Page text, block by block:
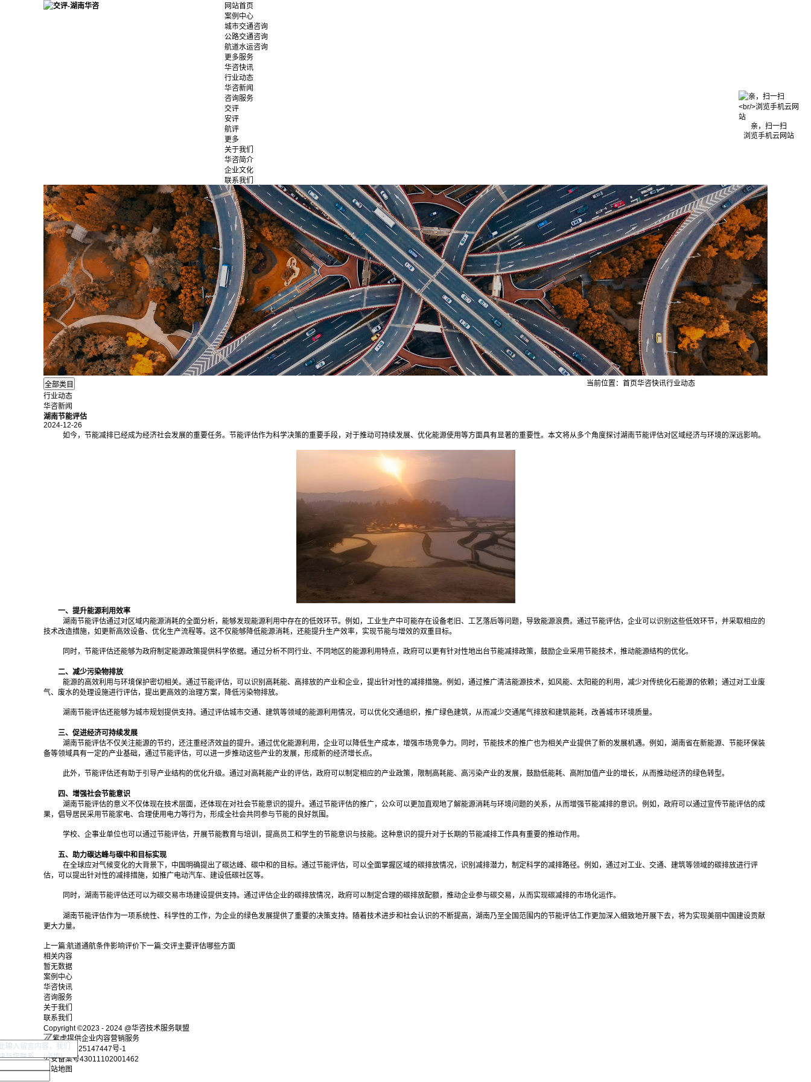
网站首页
案例中心
城市交通咨询
公路交通咨询
航道水运咨询
更多服务
华咨快讯
行业动态
华咨新闻
咨询服务
交评
安评
航评
更多
关于我们
华咨简介
企业文化
联系我们
行业动态
华咨新闻
当前位置： 首页华咨快讯行业动态
湖南节能评估
2024-12-26
如今，节能减排已经成为经济社会发展的重要任务。节能评估作为科学决策的重要手段，对于推动可持续发展、优化能源使用等方面具有显著的重要性。本文将从多个角度探讨湖南节能评估对区域经济与环境的深远影响。
一、提升能源利用效率
湖南节能评估通过对区域内能源消耗的全面分析，能够发现能源利用中存在的低效环节。例如，工业生产中可能存在设备老旧、工艺落后等问题，导致能源浪费。通过节能评估，企业可以识别这些低效环节，并采取相应的
技术改造措施，如更新高效设备、优化生产流程等。这不仅能够降低能源消耗，还能提升生产效率，实现节能与增效的双重目标。
同时，节能评估还能够为政府制定能源政策提供科学依据。通过分析不同行业、不同地区的能源利用特点，政府可以更有针对性地出台节能减排政策，鼓励企业采用节能技术，推动能源结构的优化。
二、减少污染物排放
能源的高效利用与环境保护密切相关。通过节能评估，可以识别高耗能、高排放的产业和企业，提出针对性的减排措施。例如，通过推广清洁能源技术，如风能、太阳能的利用，减少对传统化石能源的依赖；通过对工业废
气、废水的处理设施进行评估，提出更高效的治理方案，降低污染物排放。
湖南节能评估还能够为城市规划提供支持。通过评估城市交通、建筑等领域的能源利用情况，可以优化交通组织，推广绿色建筑，从而减少交通尾气排放和建筑能耗，改善城市环境质量。
三、促进经济可持续发展
湖南节能评估不仅关注能源的节约，还注重经济效益的提升。通过优化能源利用，企业可以降低生产成本，增强市场竞争力。同时，节能技术的推广也为相关产业提供了新的发展机遇。例如，湖南省在新能源、节能环保装
备等领域具有一定的产业基础，通过节能评估，可以进一步推动这些产业的发展，形成新的经济增长点。
此外，节能评估还有助于引导产业结构的优化升级。通过对高耗能产业的评估，政府可以制定相应的产业政策，限制高耗能、高污染产业的发展，鼓励低能耗、高附加值产业的增长，从而推动经济的绿色转型。
四、增强社会节能意识
湖南节能评估的意义不仅体现在技术层面，还体现在对社会节能意识的提升。通过节能评估的推广，公众可以更加直观地了解能源消耗与环境问题的关系，从而增强节能减排的意识。例如，政府可以通过宣传节能评估的成
果，倡导居民采用节能家电、合理使用电力等行为，形成全社会共同参与节能的良好氛围。
学校、企事业单位也可以通过节能评估，开展节能教育与培训，提高员工和学生的节能意识与技能。这种意识的提升对于长期的节能减排工作具有重要的推动作用。
五、助力碳达峰与碳中和目标实现
在全球应对气候变化的大背景下，中国明确提出了碳达峰、碳中和的目标。通过节能评估，可以全面掌握区域的碳排放情况，识别减排潜力，制定科学的减排路径。例如，通过对工业、交通、建筑等领域的碳排放进行评
估，可以提出针对性的减排措施，如推广电动汽车、建设低碳社区等。
同时，湖南节能评估还可以为碳交易市场建设提供支持。通过评估企业的碳排放情况，政府可以制定合理的碳排放配额，推动企业参与碳交易，从而实现碳减排的市场化运作。
湖南节能评估作为一项系统性、科学性的工作，为企业的绿色发展提供了重要的决策支持。随着技术进步和社会认识的不断提高，湖南乃至全国范围内的节能评估工作更加深入细致地开展下去，将为实现美丽中国建设贡献
更大力量。‍
上一篇:航道通航条件影响评价 下一篇:交评主要评估哪些方面
相关内容
暂无数据
案例中心
华咨快讯
咨询服务
关于我们
联系我们
Copyright ©2023 - 2024 @华咨技术服务联盟
紫虎提供企业内容营销服务
湘ICP备2025147447号-1
公安备案号43011102001462
网站地图
亲，扫一扫
浏览手机云网站